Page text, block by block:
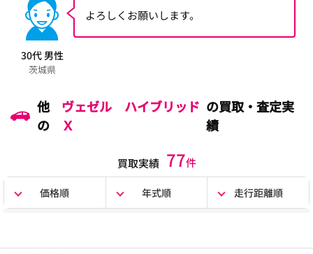
30代 男性
茨城県
よろしくお願いします。
他
の
ヴェゼル ハイブリッド
Ｘ
の買取・査定実
績
買取実績 77件
価格順 年式順 走行距離順